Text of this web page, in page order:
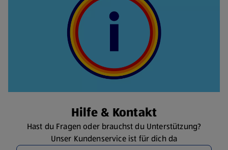
Hilfe & Kontakt
Hast du Fragen oder brauchst du Unterstützung?
Unser Kundenservice ist für dich da